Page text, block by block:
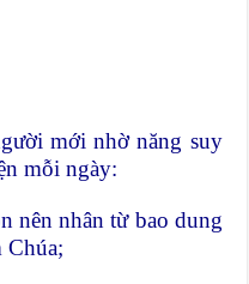
mới nhờ năng suy
mỗi ngày:
nên nhân từ bao dung
Chúa;